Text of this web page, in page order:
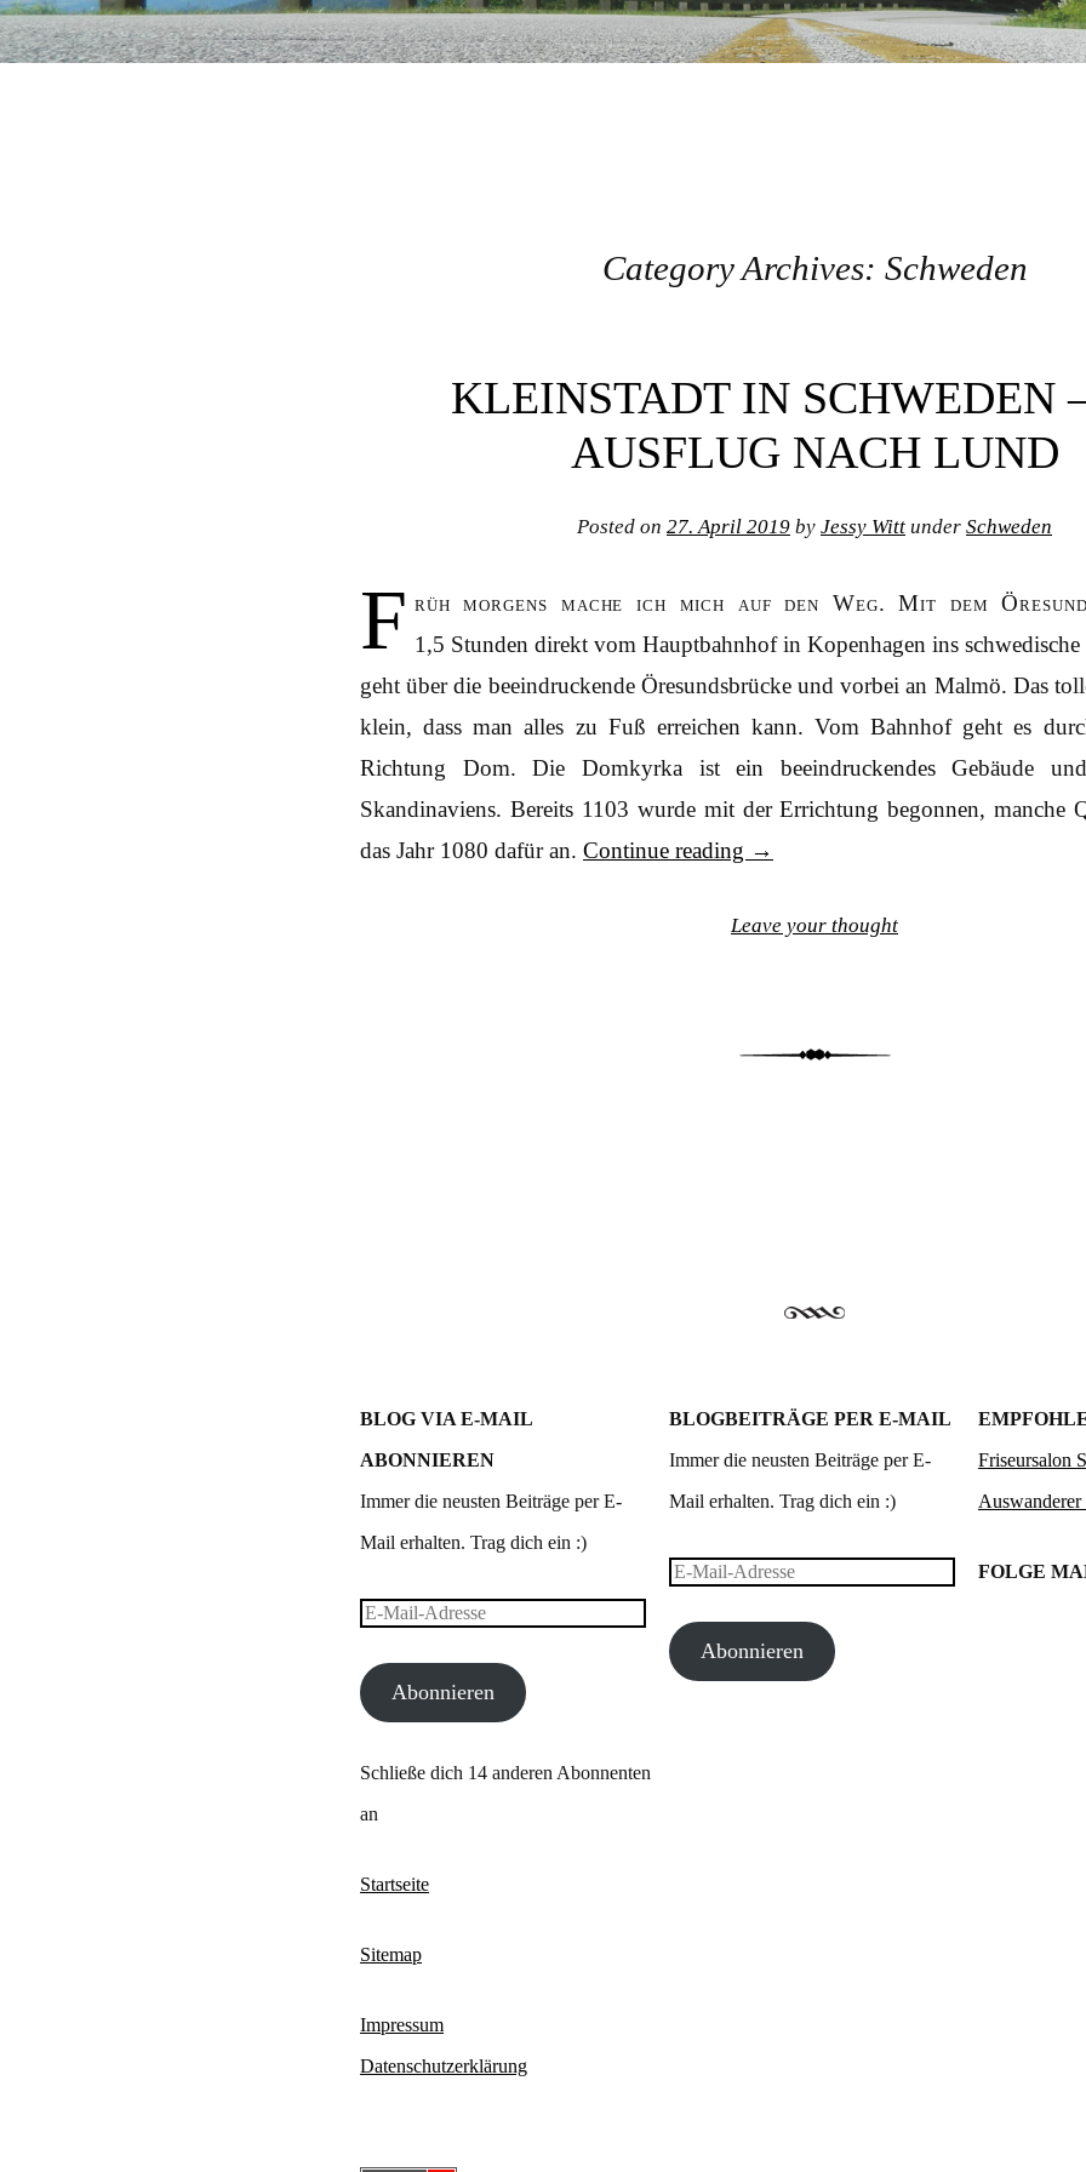
Category Archives: Schweden
KLEINSTADT IN SCHWEDEN
AUSFLUG NACH LUND
Posted on 27. April 2019 by Jessy Witt under Schweden
F rüh morgens mache ich mich auf den Weg. Mit dem
1,5 Stunden direkt vom Hauptbahnhof in Kopenhagen ins
geht über die beeindruckende Öresundsbrücke und vorbei an Malmö. Das
klein, dass man alles zu Fuß erreichen kann. Vom Bahnhof geht es
Richtung Dom. Die Domkyrka ist ein beeindruckendes Gebäude
Skandinaviens. Bereits 1103 wurde mit der Errichtung begonnen, manche
das Jahr 1080 dafür an. Continue reading →
Leave your thought
BLOG VIA E-MAIL
ABONNIEREN
Immer die neusten Beiträge per E-
Mail erhalten. Trag dich ein :)
E-
AdresseAbonnieren
Schließe dich 14 anderen Abonnenten
an
Startseite
Sitemap
Impressum
Datenschutzerklärung
BLOGBEITRÄGE PER E-MAIL
Immer die neusten Beiträge per E-
Mail erhalten. Trag dich ein :)
E-
AdresseAbonnieren
Friseursalon
FOLGE